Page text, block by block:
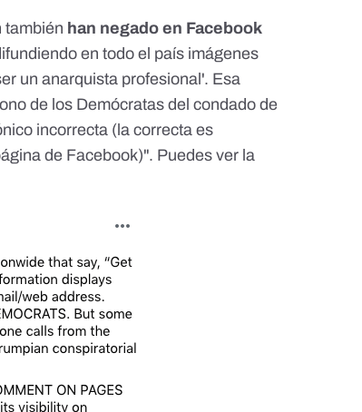
también han negado en Facebook
en todo el país imágenes
un anarquista profesional'. Esa
de los Demócratas del condado de
incorrecta (la correcta es
de Facebook)". Puedes ver la